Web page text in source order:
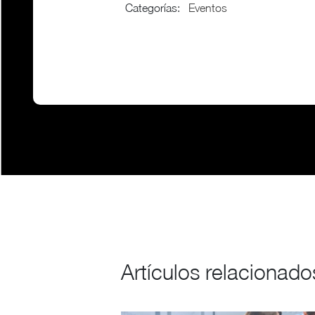
Categorías: Eventos
Artículos